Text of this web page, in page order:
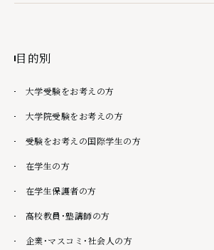
目的別
大学受験をお考えの方
大学院受験をお考えの方
受験をお考えの国際学生の方
在学生の方
在学生保護者の方
高校教員・塾講師の方
企業・マスコミ・社会人の方